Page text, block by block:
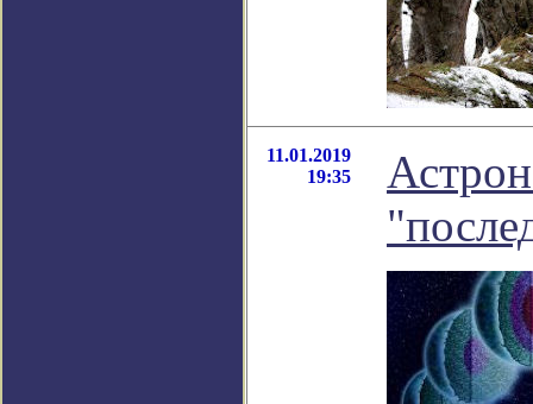
11.01.2019
19:35